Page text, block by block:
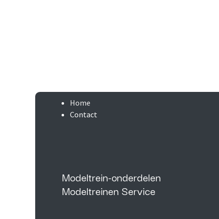
Home
Contact
Modeltrein-onderdelen
Modeltreinen Service